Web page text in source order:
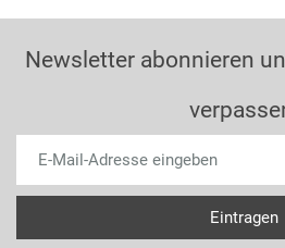
Newsletter abonnieren